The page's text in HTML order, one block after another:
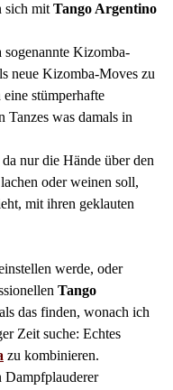
sich mit Tango Argentino
sogenannte Kizomba-
neue Kizomba-Moves zu
stümperhafte
Tanzes was damals in
nur die Hände über den
oder weinen soll,
mit ihren geklauten
werde, oder
Tango
das finden, wonach ich
Zeit suche: Echtes
zu kombinieren.
Dampfplauderer